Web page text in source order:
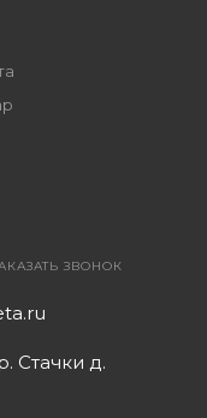
ЗВОНОК
Стачки д.